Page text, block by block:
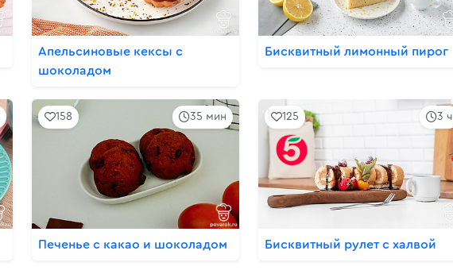
Апельсиновые кексы с
шоколадом
Бисквитный лимонный пирог
35 мин
158
Печенье с какао и шоколадом
3 ч
125
Бисквитный рулет с халвой